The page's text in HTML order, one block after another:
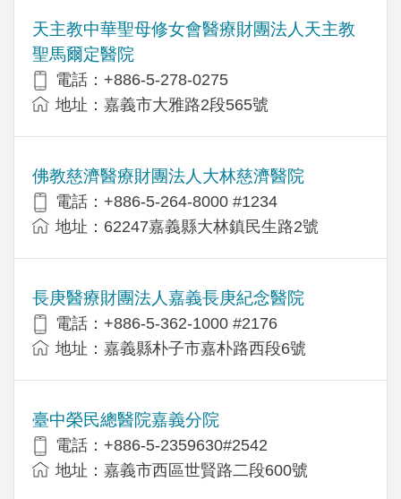
天主教中華聖母修女會醫療財團法人天主教
聖馬爾定醫院
電話：+886-5-278-0275
地址：嘉義市大雅路2段565號
佛教慈濟醫療財團法人大林慈濟醫院
電話：+886-5-264-8000 #1234
地址：62247嘉義縣大林鎮民生路2號
長庚醫療財團法人嘉義長庚紀念醫院
電話：+886-5-362-1000 #2176
地址：嘉義縣朴子市嘉朴路西段6號
臺中榮民總醫院嘉義分院
電話：+886-5-2359630#2542
地址：嘉義市西區世賢路二段600號